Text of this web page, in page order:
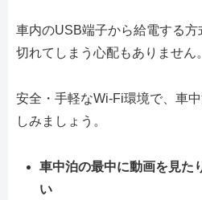
車内のUSB端子から給電する
切れてしまう心配もありません。
安全・手軽なWi-Fi環境で、車
しみましょう。
車中泊の最中に動画を見た
い